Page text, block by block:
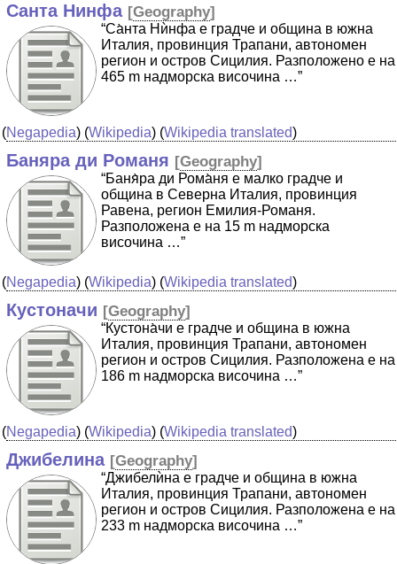
Санта Нинфа [Geography]
“Са̀нта Нѝнфа е градче и община в южна
Италия, провинция Трапани, автономен
регион и остров Сицилия. Разположено е на
465 m надморска височина …”
(Negapedia) (Wikipedia) (Wikipedia translated)
Баняра ди Романя [Geography]
“Баня̀ра ди Рома̀ня е малко градче и
община в Северна Италия, провинция
Равена, регион Емилия-Романя.
Разположена е на 15 m надморска
височина …”
(Negapedia) (Wikipedia) (Wikipedia translated)
Кустоначи [Geography]
“Кустона̀чи е градче и община в южна
Италия, провинция Трапани, автономен
регион и остров Сицилия. Разположена е на
186 m надморска височина …”
(Negapedia) (Wikipedia) (Wikipedia translated)
Джибелина [Geography]
“Джибелѝна е градче и община в южна
Италия, провинция Трапани, автономен
регион и остров Сицилия. Разположена е на
233 m надморска височина …”